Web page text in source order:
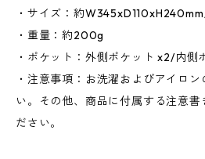
・サイズ：約
・重量：約200g
・ポケット：外側ポケット x2/内側
・注意事項：お洗濯およびアイロ
い。その他、商品に付属する注意書
ださい。